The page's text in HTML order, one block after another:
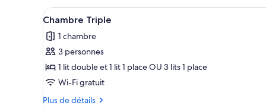
personne,
vue
mer
type
de
Chambre
Double
personne,
mer
Afficher
toutes
les
photos
pour
ce
type
Une chambre d’hôtel avec
4
Chambre Triple
1 chambre
3 personnes
1 lit double et 1 lit 1 place OU 3 lits 1 place
Wi-Fi gratuit
Plus de détails
Plus